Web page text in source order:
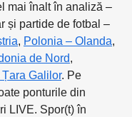
mai înalt în analiză –
și partide de fotbal –
, Polonia – Olanda,
de Nord,
Galilor. Pe
ponturile din
LIVE. Spor(t) în